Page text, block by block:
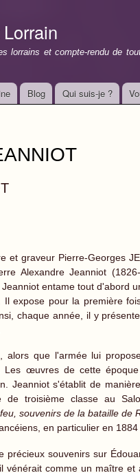
lorrains et compte-rendu de
Blog Qui suis-je ?
et graveur Pierre-Georges
Alexandre Jeanniot
entame tout d'abord
Il expose pour la première
chaque année, il y
alors que l'armée lui
Les œuvres de cette
Jeanniot s'établit de
de troisième classe au
souvenirs de la bataille de
en particulier en
souvenirs sur
vénérait comme un maître